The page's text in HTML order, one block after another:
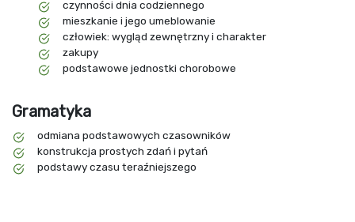
czynności dnia codziennego
mieszkanie i jego umeblowanie
człowiek: wygląd zewnętrzny i charakter
zakupy
podstawowe jednostki chorobowe
Gramatyka
odmiana podstawowych czasowników
konstrukcja prostych zdań i pytań
podstawy czasu teraźniejszego